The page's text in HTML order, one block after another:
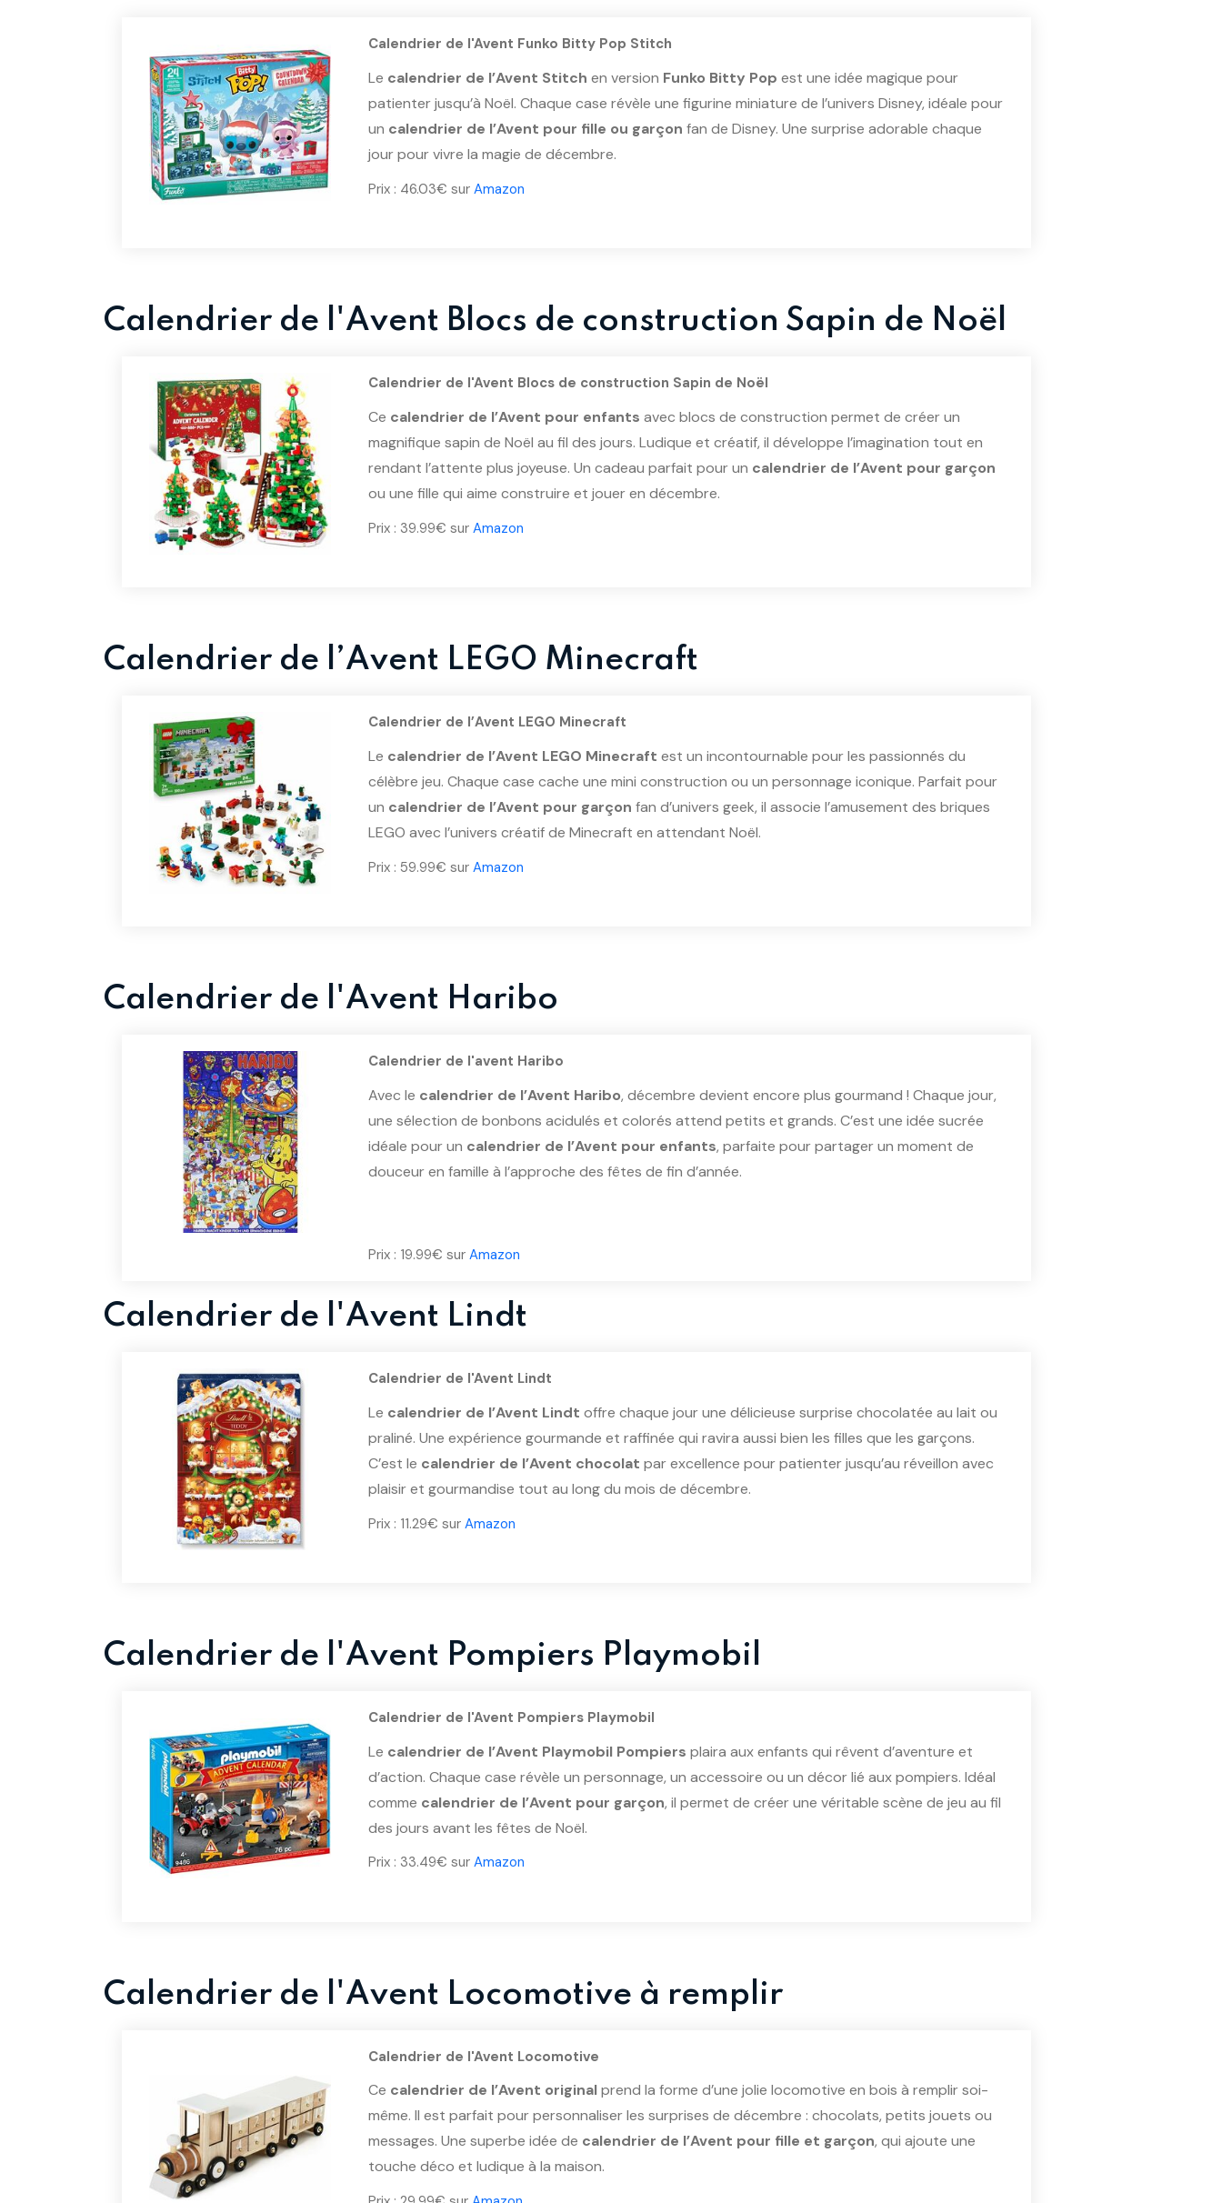
Calendrier de l'Avent Funko Bitty Pop Stitch
Le calendrier de l’Avent Stitch en version Funko Bitty Pop est une idée magique pour
patienter jusqu’à Noël. Chaque case révèle une figurine miniature de l’univers Disney, idéale pour
un calendrier de l’Avent pour fille ou garçon fan de Disney. Une surprise adorable chaque
jour pour vivre la magie de décembre.
Prix : 46.03€ sur Amazon
Calendrier de l'Avent Blocs de construction Sapin de Noël
Calendrier de l'Avent Blocs de construction Sapin de Noël
Ce calendrier de l’Avent pour enfants avec blocs de construction permet de créer un
magnifique sapin de Noël au fil des jours. Ludique et créatif, il développe l’imagination tout en
rendant l’attente plus joyeuse. Un cadeau parfait pour un calendrier de l’Avent pour garçon
ou une fille qui aime construire et jouer en décembre.
Prix : 39.99€ sur Amazon
Calendrier de l’Avent LEGO Minecraft
Calendrier de l’Avent LEGO Minecraft
Le calendrier de l’Avent LEGO Minecraft est un incontournable pour les passionnés du
célèbre jeu. Chaque case cache une mini construction ou un personnage iconique. Parfait pour
un calendrier de l’Avent pour garçon fan d’univers geek, il associe l’amusement des briques
LEGO avec l’univers créatif de Minecraft en attendant Noël.
Prix : 59.99€ sur Amazon
Calendrier de l'Avent Haribo
Calendrier de l'avent Haribo
Avec le calendrier de l’Avent Haribo, décembre devient encore plus gourmand ! Chaque jour,
une sélection de bonbons acidulés et colorés attend petits et grands. C’est une idée sucrée
idéale pour un calendrier de l’Avent pour enfants, parfaite pour partager un moment de
douceur en famille à l’approche des fêtes de fin d’année.
Prix : 19.99€ sur Amazon
Calendrier de l'Avent Lindt
Calendrier de l'Avent Lindt
Le calendrier de l’Avent Lindt offre chaque jour une délicieuse surprise chocolatée au lait ou
praliné. Une expérience gourmande et raffinée qui ravira aussi bien les filles que les garçons.
C’est le calendrier de l’Avent chocolat par excellence pour patienter jusqu’au réveillon avec
plaisir et gourmandise tout au long du mois de décembre.
Prix : 11.29€ sur Amazon
Calendrier de l'Avent Pompiers Playmobil
Calendrier de l'Avent Pompiers Playmobil
Le calendrier de l’Avent Playmobil Pompiers plaira aux enfants qui rêvent d’aventure et
d’action. Chaque case révèle un personnage, un accessoire ou un décor lié aux pompiers. Idéal
comme calendrier de l’Avent pour garçon, il permet de créer une véritable scène de jeu au fil
des jours avant les fêtes de Noël.
Prix : 33.49€ sur Amazon
Calendrier de l'Avent Locomotive à remplir
Calendrier de l'Avent Locomotive
Ce calendrier de l’Avent originalprend la forme d’une jolie locomotive en bois à remplir soi-
même. Il est parfait pour personnaliser les surprises de décembre : chocolats, petits jouets ou
messages. Une superbe idée de calendrier de l’Avent pour fille et garçon, qui ajoute une
touche déco et ludique à la maison.